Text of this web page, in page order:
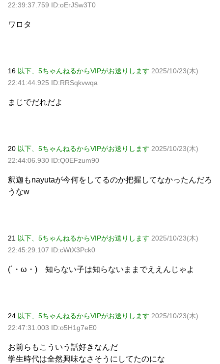
22:39:37.759 ID:oErJSw3T0
ワロタ
16 以下、5ちゃんねるからVIPがお送りします 2025/10/23(木)
22:41:44.925 ID:RRSqkvwqa
まじでだれだよ
20 以下、5ちゃんねるからVIPがお送りします 2025/10/23(木)
22:44:06.930 ID:Q0EFzum90
釈迦もnayutaが今何をしてるのか把握してなかったんだろ
うなw
21 以下、5ちゃんねるからVIPがお送りします 2025/10/23(木)
22:45:29.107 ID:cWtX3Pck0
(´・ω・) 知らない子は知らないままでええんじゃよ
24 以下、5ちゃんねるからVIPがお送りします 2025/10/23(木)
22:47:31.003 ID:o5H1g7eE0
お前らもこういう話好きなんだ
学生時代は全然興味なさそうにしてたのにな